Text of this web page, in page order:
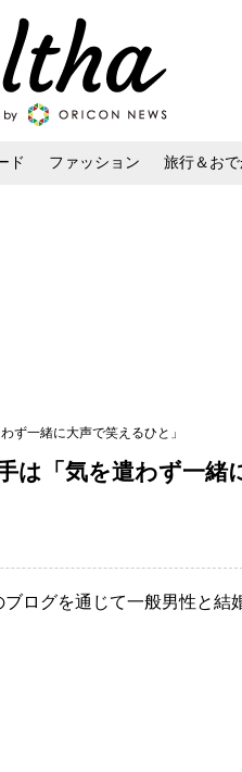
ド ファッション 旅行＆お
ず一緒に大声で笑えるひと」
は「気を遣わず一緒
ブログを通じて一般男性と結